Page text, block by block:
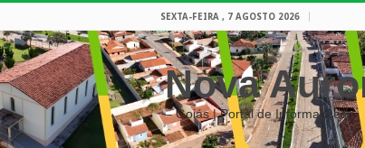
SEXTA-FEIRA , 7 AGOSTO 2026
Nova
– Goiás | Portal de Informações